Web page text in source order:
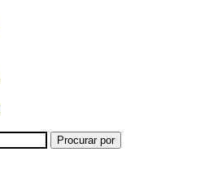
Procurar por